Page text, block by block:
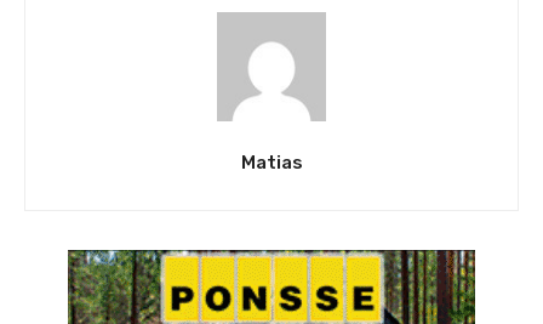
Matias